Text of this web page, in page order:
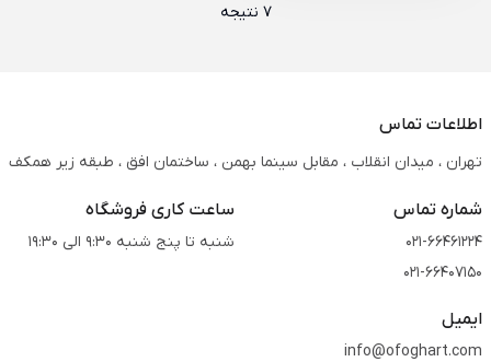
7 نتیجه
اطلاعات تماس
تهران ، میدان انقلاب ، مقابل سینما بهمن ، ساختمان افق ، طبقه زیر همکف
شماره تماس
021-66461224
021-66407150
ساعت کاری فروشگاه
شنبه تا پنج شنبه 9:30 الی 19:30
ایمیل
info@ofoghart.com